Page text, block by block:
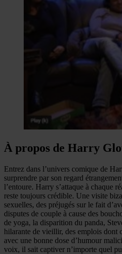
À propos de Harry
Entrez dans l’univers comique de
surprendre par son regard
l’entoure. Harry s’attaque à chaque
reste toujours crédible. Une visite
sexuelles, des préjugés sur le fait
disputes de couple à cause des
de yoga, la disparition du panda,
hilarante de vieillir, des emplois dont
avec une bonne dose d’humour
voix, il sait captiver n’importe quel